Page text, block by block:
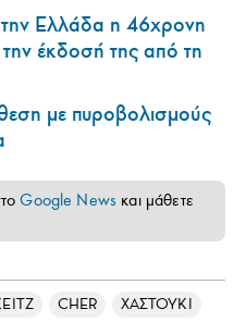
Ελλάδα η 46χρονη
έκδοσή της από τη
με πυροβολισμούς
Google News και μάθετε
CHER
ΧΑΣΤΟΥΚΙ